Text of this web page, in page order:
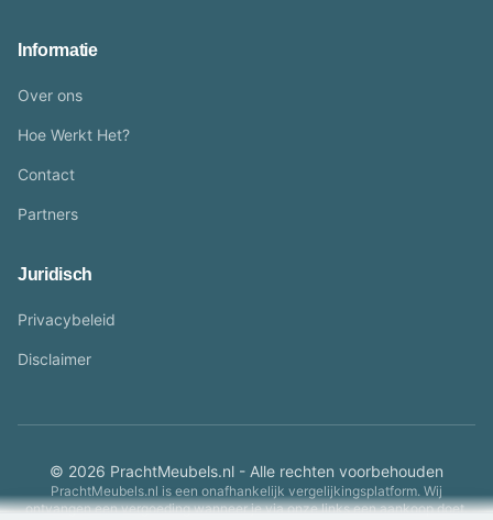
Informatie
Over ons
Hoe Werkt Het?
Contact
Partners
Juridisch
Privacybeleid
Disclaimer
© 2026 PrachtMeubels.nl - Alle rechten voorbehouden
PrachtMeubels.nl is een onafhankelijk vergelijkingsplatform. Wij
ontvangen een vergoeding wanneer je via onze links een aankoop doet.